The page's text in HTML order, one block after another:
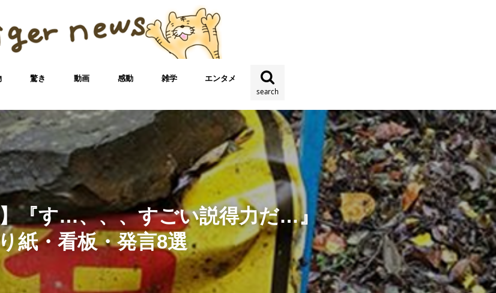
search
驚き 動画 感動 雑学 エンタメ
『す…、、、すごい説得力だ…』
紙・看板・発言8選